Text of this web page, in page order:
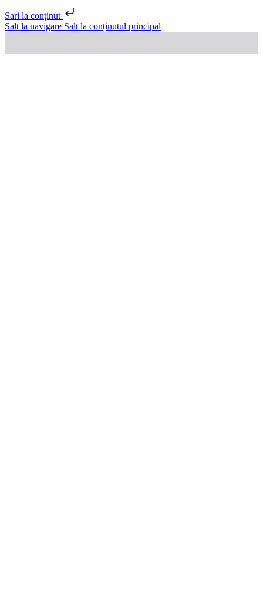
Sari la conținut
Salt la navigare Salt la conținutul principal